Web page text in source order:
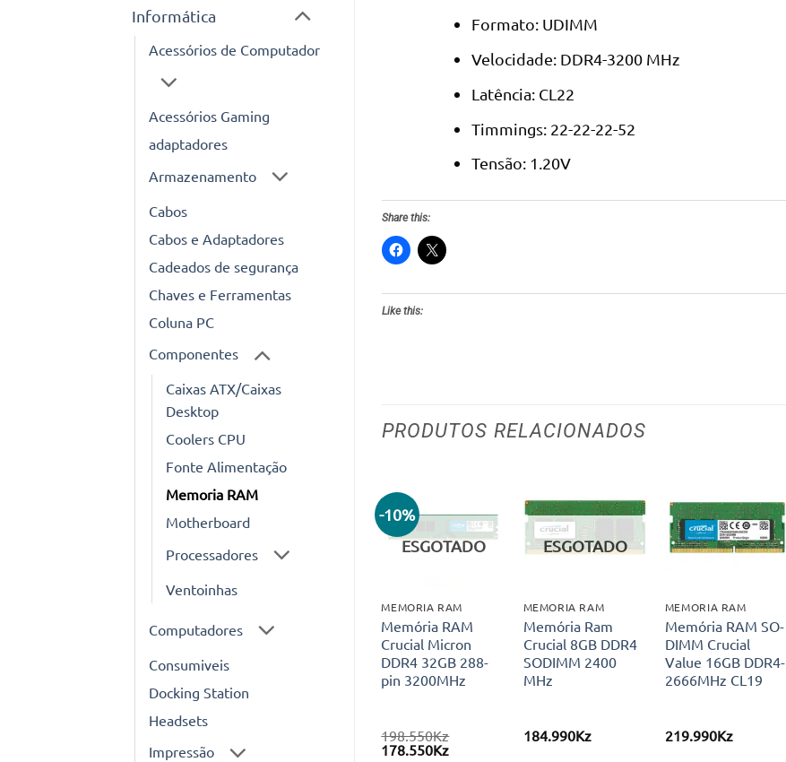
Informática
Acessórios de Computador
Acessórios Gaming
adaptadores
Armazenamento
Cabos
Cabos e Adaptadores
Cadeados de segurança
Chaves e Ferramentas
Coluna PC
Componentes
Caixas ATX/Caixas
Desktop
Coolers CPU
Fonte Alimentação
Memoria RAM
Motherboard
Processadores
Ventoinhas
Computadores
Consumiveis
Docking Station
Headsets
Impressão
Formato: UDIMM
Velocidade: DDR4-3200 MHz
Latência: CL22
Timmings: 22-22-22-52
Tensão: 1.20V
Share this:
Like this:
PRODUTOS RELACIONADOS
-10%
Adicionar
aos meus
desejos
ESGOTADO
MEMORIA RAM
Memória RAM
Crucial Micron
DDR4 32GB 288-
pin 3200MHz
198.550Kz
O
178.550KzO
Adicionar
aos meus
desejos
ESGOTADO
MEMORIA RAM
Memória Ram
Crucial 8GB DDR4
SODIMM 2400
MHz
184.990Kz
Adicionar
aos meus
desejos
MEMORIA RAM
Memória RAM SO-
DIMM Crucial
Value 16GB DDR4-
2666MHz CL19
219.990Kz